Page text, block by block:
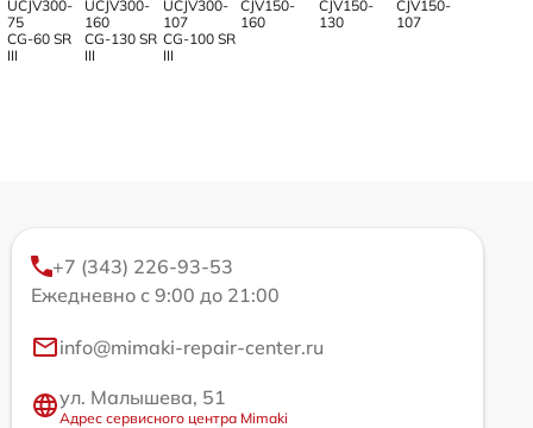
UCJV300-
75
UCJV300-
160
UCJV300-
107
CJV150-
160
CJV150-
130
CJV150-
107
CG-60 SR
III
CG-130 SR
III
CG-100 SR
III
+7 (343) 226-93-53
Ежедневно с 9:00 до 21:00
info@mimaki-repair-center.ru
ул. Малышева, 51
Адрес сервисного центра Mimaki